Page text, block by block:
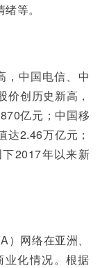
等。
，中国电信、中
价创历史新高，
亿元；中国移
2.46万亿元；
2017年以来新
网络在亚洲、
化情况。根据